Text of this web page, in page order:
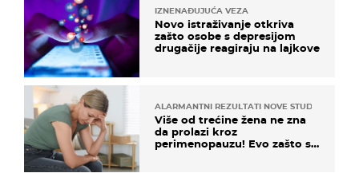
IZNENAĐUJUĆA VEZA
Novo istraživanje otkriva
zašto osobe s depresijom
drugačije reagiraju na lajkove
ALARMANTNI REZULTATI NOVE STUDIJE
Više od trećine žena ne zna
da prolazi kroz
perimenopauzu! Evo zašto su